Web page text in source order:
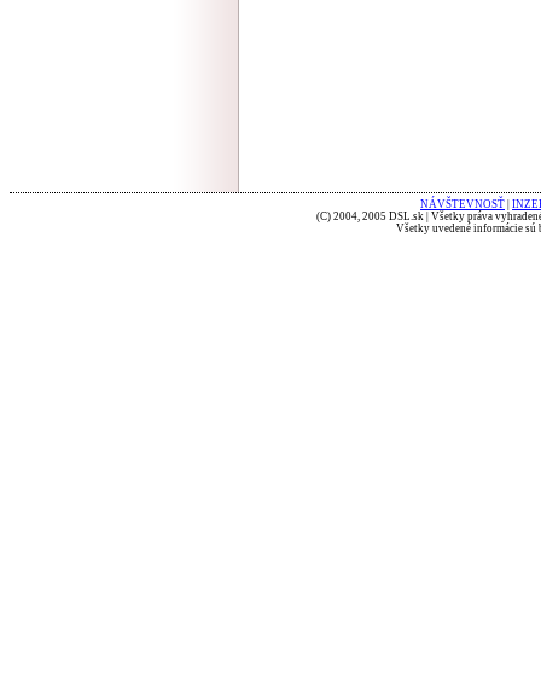
NÁVŠTEVNOSŤ
(C) 2004, 2005 DSL.sk | Všetky práva
Všetky uvedené informácie sú